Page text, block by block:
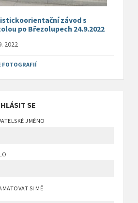
závod s
po Březolupech 24.9.2022
2022
FOTOGRAFIÍ
SE
JMÉNO
SI MĚ